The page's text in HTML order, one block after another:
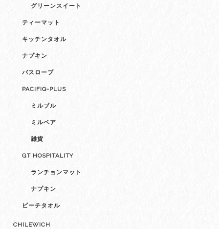
グリーンスイート
ティーマット
キッチンタオル
ナプキン
バスローブ
PACIFIQ-PLUS
ミルブル
ミルベア
雑貨
GT HOSPITALITY
ランチョンマット
ナプキン
ビーチタオル
CHILEWICH